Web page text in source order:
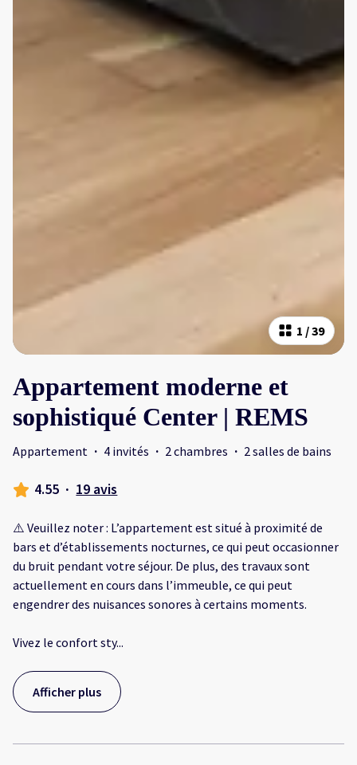
1 /39
Appartement moderne et
sophistiqué Center | REMS
Appartement · 4 invités · 2 chambres · 2 salles de bains
4.55 · 19 avis
⚠️ Veuillez noter : L’appartement est situé à proximité de
bars et d’établissements nocturnes, ce qui peut occasionner
du bruit pendant votre séjour. De plus, des travaux sont
actuellement en cours dans l’immeuble, ce qui peut
engendrer des nuisances sonores à certains moments.
Vivez le confort sty...
Afficher plus